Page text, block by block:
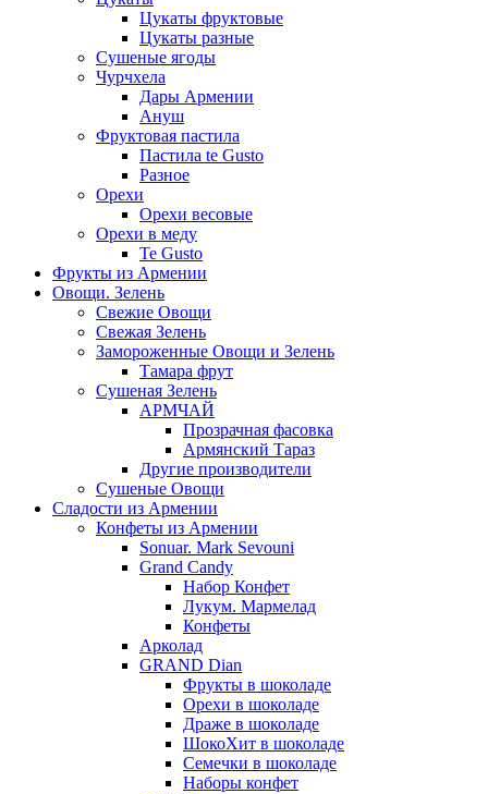
Цукаты фруктовые
Цукаты разные
Сушеные ягоды
Чурчхела
Дары Армении
Ануш
Фруктовая пастила
Пастила te Gusto
Разное
Орехи
Орехи весовые
Орехи в меду
Te Gusto
Фрукты из Армении
Овощи. Зелень
Свежие Овощи
Свежая Зелень
Замороженные Овощи и Зелень
Тамара фрут
Сушеная Зелень
АРМЧАЙ
Прозрачная фасовка
Армянский Тараз
Другие производители
Сушеные Овощи
Сладости из Армении
Конфеты из Армении
Sonuar. Mark Sevouni
Grand Candy
Набор Конфет
Лукум. Мармелад
Конфеты
Арколад
GRAND Dian
Фрукты в шоколаде
Орехи в шоколаде
Драже в шоколаде
ШокоХит в шоколаде
Семечки в шоколаде
Наборы конфет